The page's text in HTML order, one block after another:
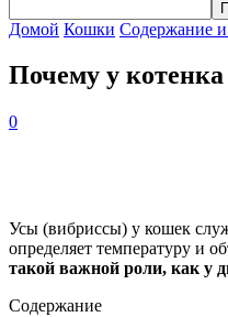
Домой Кошки Содержание и
Почему у
0
Усы (вибриссы) у кошек
определяет температуру и
такой важной роли, как у
Содержание